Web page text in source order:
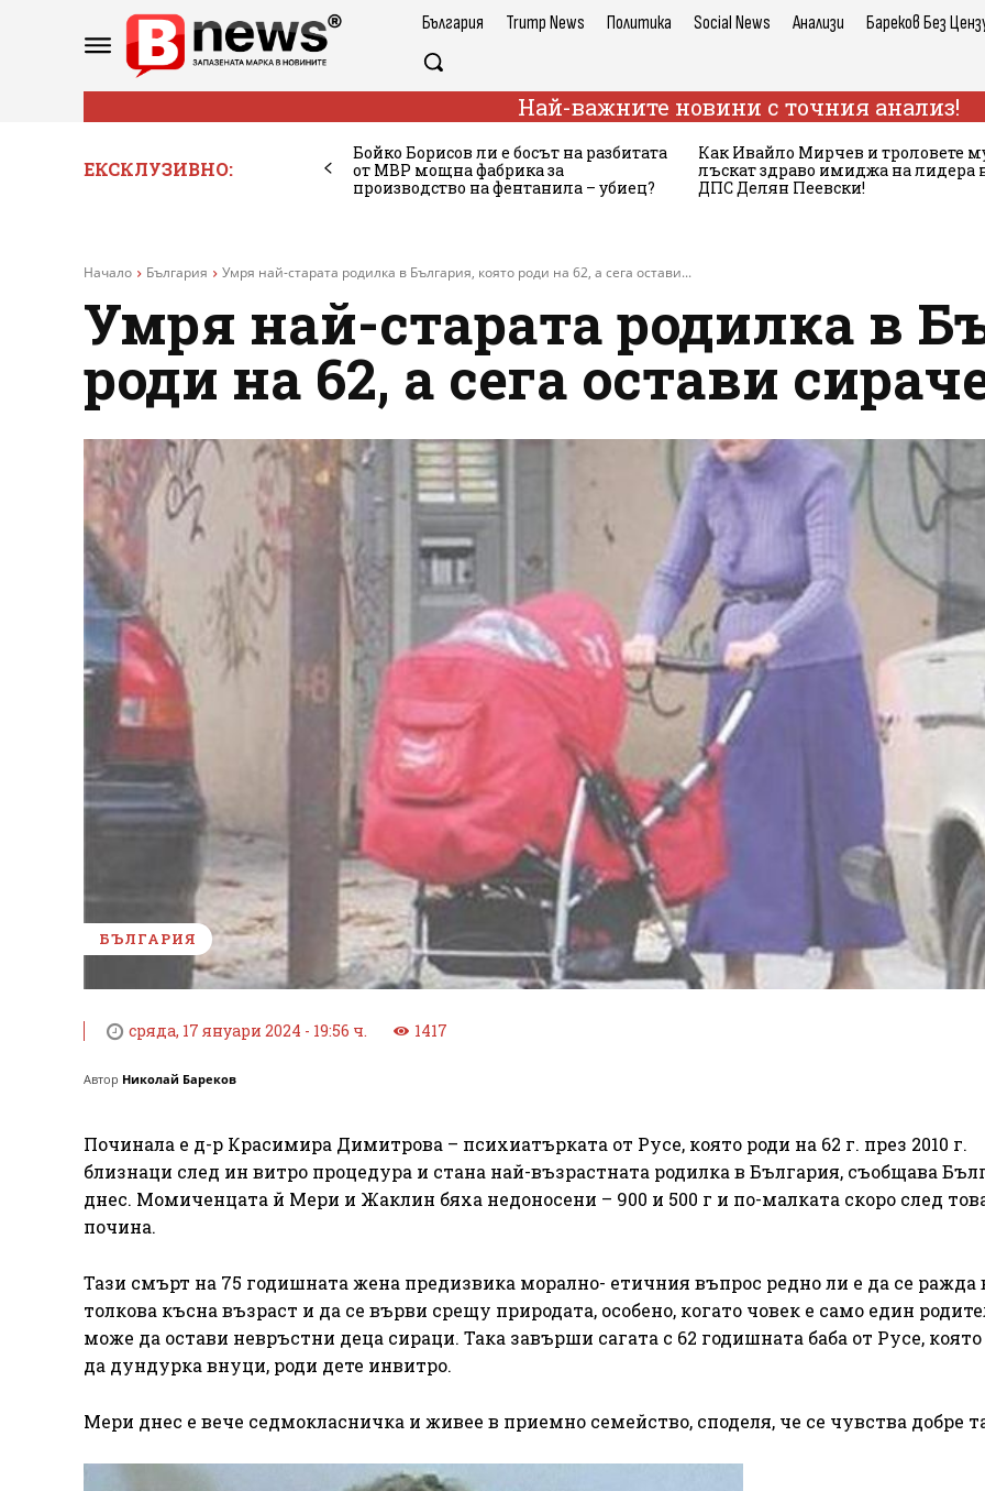
България Trump News Политика Social News Анализи Бареков Без
Най-важните новини с точния анализ!
ЕКСКЛУЗИВНО:
Бойко Борисов ли е босът на разбитата
от МВР мощна фабрика за
производство на фентанила – убиец?
Как Ивайло Мирчев и троловете
лъскат здраво имиджа на лидера
ДПС Делян Пеевски!
Начало България Умря най-старата родилка в България, която роди на 62, а сега остави...
Умря най-старата родилка в
роди на 62, а сега остави
БЪЛГАРИЯ
сряда, 17 януари 2024 - 19:56 ч. 1417
Автор Николай Бареков
Починала е д-р Красимира Димитрова – психиатърката от Русе, която роди на 62 г. през 2010 г.
близнаци след ин витро процедура и стана най-възрастната родилка в България, съобщава
днес. Момиченцата й Мери и Жаклин бяха недоносени – 900 и 500 г и по-малката скоро след
почина.
Тази смърт на 75 годишната жена предизвика морално- етичния въпрос редно ли е да се ражда
толкова късна възраст и да се върви срещу природата, особено, когато човек е само един
може да остави невръстни деца сираци. Така завърши сагата с 62 годишната баба от Русе,
да дундурка внуци, роди дете инвитро.
Мери днес е вече седмокласничка и живее в приемно семейство, споделя, че се чувства добре